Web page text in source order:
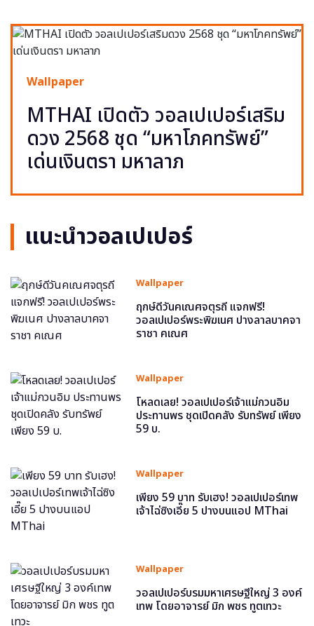
Wallpaper
MTHAI เปิดตัว วอลเปเปอร์เสริม
ดวง 2568 ชุด “มหาโภคทรัพย์”
เด่นเงินตรา มหาลาภ
แนะนำวอลเปเปอร์
Wallpaper
ฤกษ์ดีวันคเณศจตุรถี แจกฟรี!
วอลเปเปอร์พระพิฆเนศ ปางลาลบาคจา
ราชา คเณศ
Wallpaper
โหลดเลย! วอลเปเปอร์เจ้าแม่กวนอิม
ประทานพร ชุดเปิดคลัง รับทรัพย์ เพียง
59 บ.
Wallpaper
เพียง 59 บาท รับเฮง! วอลเปเปอร์เทพ
เจ้าไฉ่ซิงเอี๊ย 5 ปางบนแอป MThai
Wallpaper
วอลเปเปอร์บรมมหาเศรษฐีใหญ่ 3 องค์
เทพ โดยอาจารย์ มิก พชร ทูตเทวะ